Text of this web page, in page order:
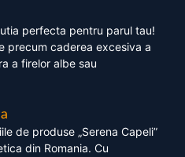
perfecta pentru parul tau!
precum caderea excesiva a
a firelor albe sau
de produse „Serena Capeli”
din Romania. Cu